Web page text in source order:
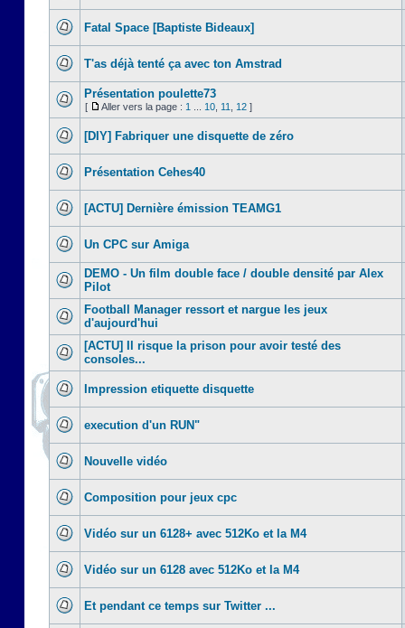
Fatal Space [Baptiste Bideaux]
T'as déjà tenté ça avec ton Amstrad
Présentation poulette73
[ Aller vers la page : 1 10 11 12 ]
[DIY] Fabriquer une disquette de zéro
Présentation Cehes40
[ACTU] Dernière émission TEAMG1
Un CPC sur Amiga
DEMO - Un film double face / double densité par Alex
Pilot
Football Manager ressort et nargue les jeux
d'aujourd'hui
[ACTU] Il risque la prison pour avoir testé des
consoles...
Impression etiquette disquette
execution d'un RUN"
Nouvelle vidéo
Composition pour jeux cpc
Vidéo sur un 6128+ avec 512Ko et la M4
Vidéo sur un 6128 avec 512Ko et la M4
Et pendant ce temps sur Twitter ...